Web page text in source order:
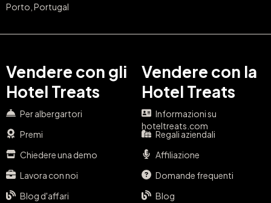
Porto, Portugal
Vendere con gli
Hotel Treats
Per albergartori
Premi
Chiedere una demo
Lavora con noi
Blog d'affari
Vendere con la
Hotel Treats
Informazioni su
hoteltreats.com
Regali aziendali
Affiliazione
Domande frequenti
Blog